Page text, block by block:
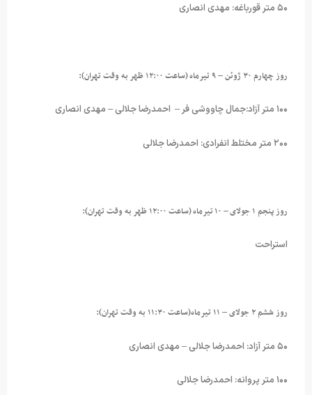
۵۰ متر قورباغه: مهدی انصاری
روز چهارم ۳۰ ژوئن – ۹ تیرماه (ساعت ۱۲:۰۰ ظهر به وقت تهران):
۱۰۰ متر آزاد:جمال چاووشی فر – احمدرضا جلالی – مهدی انصاری
۲۰۰ متر مختلط انفرادی: احمدرضا جلالی
روز پنجم ۱ جولای – ۱۰ تیرماه (ساعت ۱۲:۰۰ ظهر به وقت تهران):
استراحت
روز ششم ۲ جولای – ۱۱ تیرماه(ساعت ۱۱:۳۰ به وقت تهران):
۵۰ متر آزاد: احمدرضا جلالی – مهدی انصاری
۱۰۰ متر پروانه: احمدرضا جلالی